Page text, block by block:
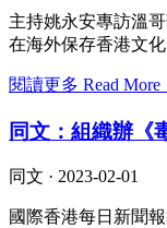
主持姚永安專訪溫
在海外保存香港文化
閱讀更多 Read
同文：組織辦《
同文 · 2023-02-01
國際香港每日新聞